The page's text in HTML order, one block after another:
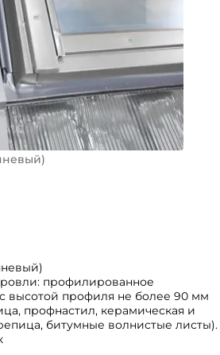
профилированное
высотой профиля не более 90 мм
профнастил, керамическая и
битумные волнистые листы).